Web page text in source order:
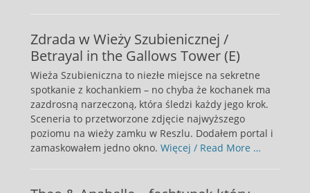
Zdrada w Wieży Szubienicznej /
Betrayal in the Gallows Tower (E)
Wieża Szubieniczna to niezłe miejsce na sekretne
spotkanie z kochankiem – no chyba że kochanek ma
zazdrosną narzeczoną, która śledzi każdy jego krok.
Sceneria to przetworzone zdjęcie najwyższego
poziomu na wieży zamku w Reszlu. Dodałem portal i
zamaskowałem jedno okno. Więcej / Read More …